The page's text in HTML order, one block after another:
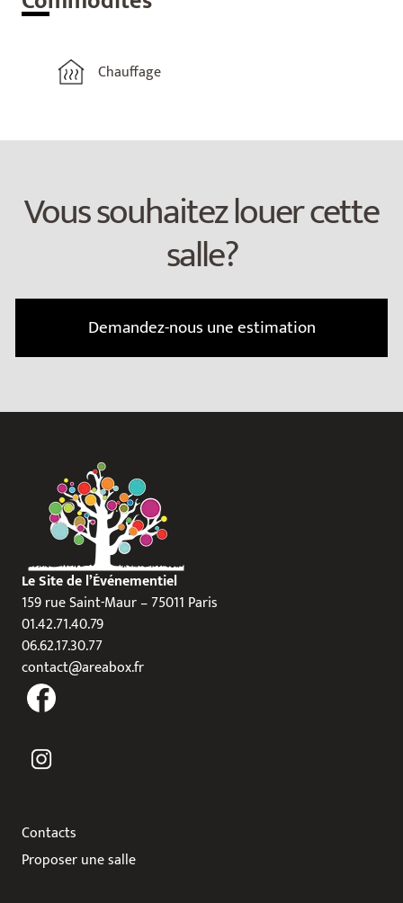
Chauffage
Vous souhaitez louer cette
salle?
Demandez-nous une estimation
Le Site de l’Événementiel
159 rue Saint-Maur – 75011 Paris
01.42.71.40.79
06.62.17.30.77
contact@areabox.fr
Contacts
Proposer une salle